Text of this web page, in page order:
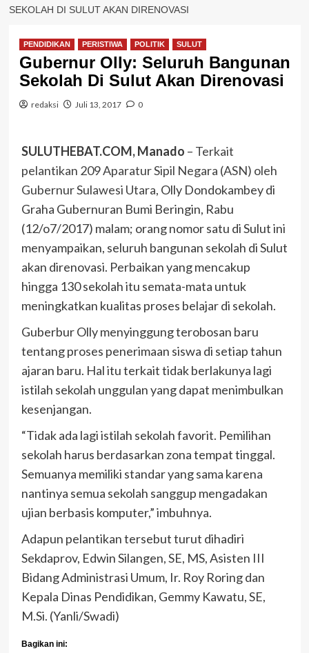
SEKOLAH DI SULUT AKAN DIRENOVASI
PENDIDIKAN PERISTIWA POLITIK SULUT
Gubernur Olly: Seluruh Bangunan
Sekolah Di Sulut Akan Direnovasi
redaksi Juli 13, 2017 0
SULUTHEBAT.COM, Manado – Terkait
pelantikan 209 Aparatur Sipil Negara (ASN) oleh
Gubernur Sulawesi Utara, Olly Dondokambey di
Graha Gubernuran Bumi Beringin, Rabu
(12/o7/2017) malam; orang nomor satu di Sulut ini
menyampaikan, seluruh bangunan sekolah di Sulut
akan direnovasi. Perbaikan yang mencakup
hingga 130 sekolah itu semata-mata untuk
meningkatkan kualitas proses belajar di sekolah.
Guberbur Olly menyinggung terobosan baru
tentang proses penerimaan siswa di setiap tahun
ajaran baru. Hal itu terkait tidak berlakunya lagi
istilah sekolah unggulan yang dapat menimbulkan
kesenjangan.
“Tidak ada lagi istilah sekolah favorit. Pemilihan
sekolah harus berdasarkan zona tempat tinggal.
Semuanya memiliki standar yang sama karena
nantinya semua sekolah sanggup mengadakan
ujian berbasis komputer,” imbuhnya.
Adapun pelantikan tersebut turut dihadiri
Sekdaprov, Edwin Silangen, SE, MS, Asisten III
Bidang Administrasi Umum, Ir. Roy Roring dan
Kepala Dinas Pendidikan, Gemmy Kawatu, SE,
M.Si. (Yanli/Swadi)
Bagikan ini: